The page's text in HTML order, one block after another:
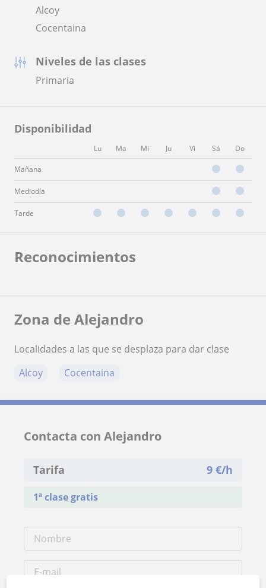
Alcoy
Cocentaina
Niveles de las clases
Primaria
Disponibilidad
Lu Ma Mi Ju Vi Sá Do
Mañana
Mediodía
Tarde
Reconocimientos
Zona de Alejandro
Localidades a las que se desplaza para dar clase
Alcoy
Cocentaina
Contacta con Alejandro
Tarifa 9 €/h
1ª clase gratis